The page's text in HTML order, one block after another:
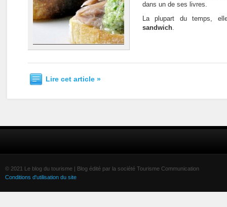
dans un de ses livres.
La plupart du temps,
sandwich.
Lire cet article »
© 2021 Le blog du tourisme | Blog édité par la société Tourisme Communication
Conditions d'utilisation du site